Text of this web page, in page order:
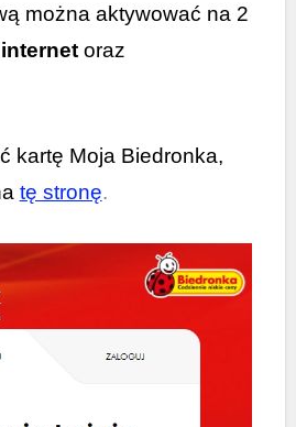
można aktywować na 2
oraz
kartę Moja Biedronka,
tę stronę.